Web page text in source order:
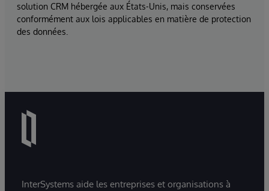
solution CRM hébergée aux États-Unis, mais conservées
conformément aux lois applicables en matière de protection
des données.
InterSystems aide les entreprises et organisations à